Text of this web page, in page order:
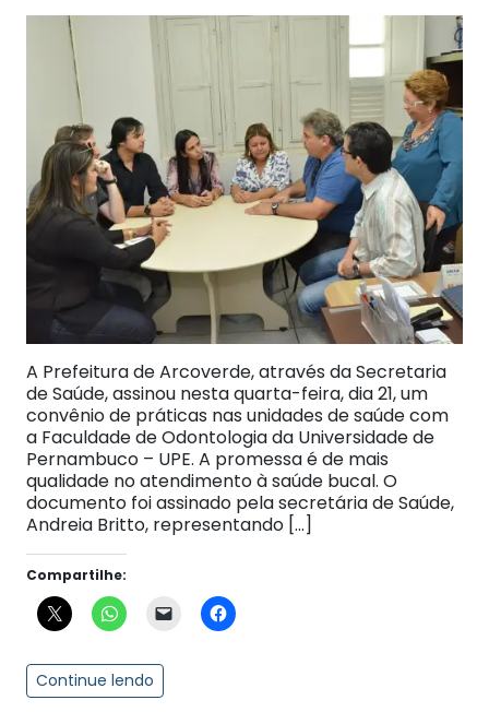
A Prefeitura de Arcoverde, através da Secretaria
de Saúde, assinou nesta quarta-feira, dia 21, um
convênio de práticas nas unidades de saúde com
a Faculdade de Odontologia da Universidade de
Pernambuco – UPE. A promessa é de mais
qualidade no atendimento à saúde bucal. O
documento foi assinado pela secretária de Saúde,
Andreia Britto, representando […]
Compartilhe:
Continue lendo